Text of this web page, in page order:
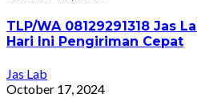
TLP/WA 08129291318 Jas
Hari Ini Pengiriman Cepat
Jas Lab
October 17, 2024